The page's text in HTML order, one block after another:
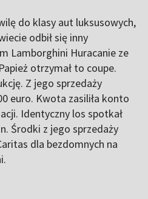
do klasy aut luksusowych,
odbił się inny
Lamborghini Huracanie ze
otrzymał to coupe.
Z jego sprzedaży
euro. Kwota zasiliła konto
Identyczny los spotkał
Środki z jego sprzedaży
dla bezdomnych na